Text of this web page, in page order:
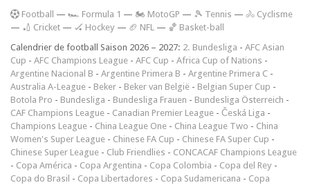
Football — 🏎️ Formula 1 — 🏍 MotoGP — 🎾 Tennis — 🚴 Cyclisme
— 🏏 Cricket — 🏑 Hockey — 🏈 NFL — 🏀 Basket-ball
Calendrier de football Saison 2026 – 2027: 2. Bundesliga - AFC Asian
Cup - AFC Champions League - AFC Cup - Africa Cup of Nations -
Argentine Nacional B - Argentine Primera B - Argentine Primera C -
Australia A-League - Beker - Beker van België - Belgian Super Cup -
Botola Pro - Bundesliga - Bundesliga Frauen - Bundesliga Österreich -
CAF Champions League - Canadian Premier League - Česká Liga -
Champions League - China League One - China League Two - China
Women's Super League - Chinese FA Cup - Chinese FA Super Cup -
Chinese Super League - Club Friendlies - CONCACAF Champions League
- Copa América - Copa Argentina - Copa Colombia - Copa del Rey -
Copa do Brasil - Copa Libertadores - Copa Sudamericana - Copa